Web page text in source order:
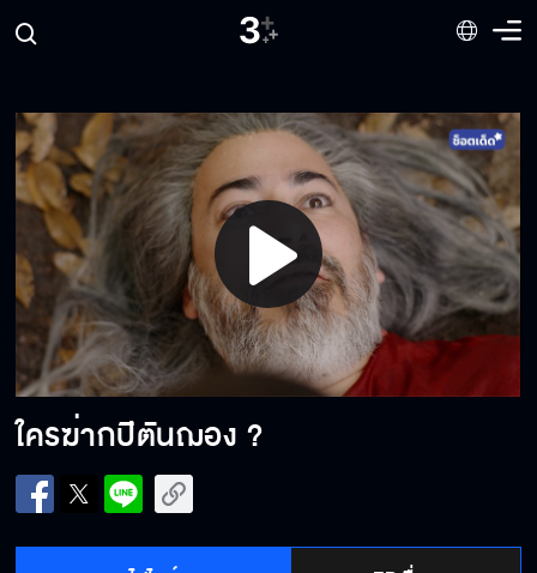
Play
Video
ใครฆ่ากปิตันฌอง ?
สยามกับฝรั่งเศสต้องสอบพยานร่วมกัน
ฝ่ายฝรั่งเศสมีลับลมคมใน จะเรียกว่าจริงใจได้หรือ
ไม่
เจ้าจะต้องแต่งงานกับกปิตัน
ทูลขอหมอเชลยศักดิ์ชื่อ พุดซ้อน มาเป็นผู้ช่วย
ไต่สวนกระบวนความ